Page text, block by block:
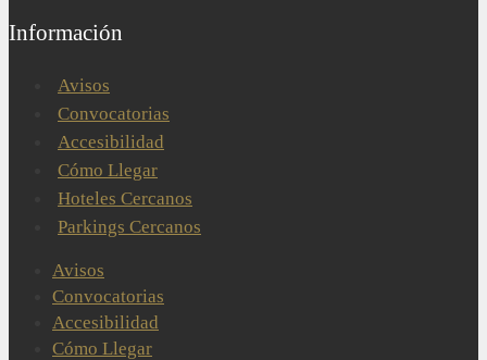
Información
Avisos
Convocatorias
Accesibilidad
Cómo Llegar
Hoteles Cercanos
Parkings Cercanos
Avisos
Convocatorias
Accesibilidad
Cómo Llegar